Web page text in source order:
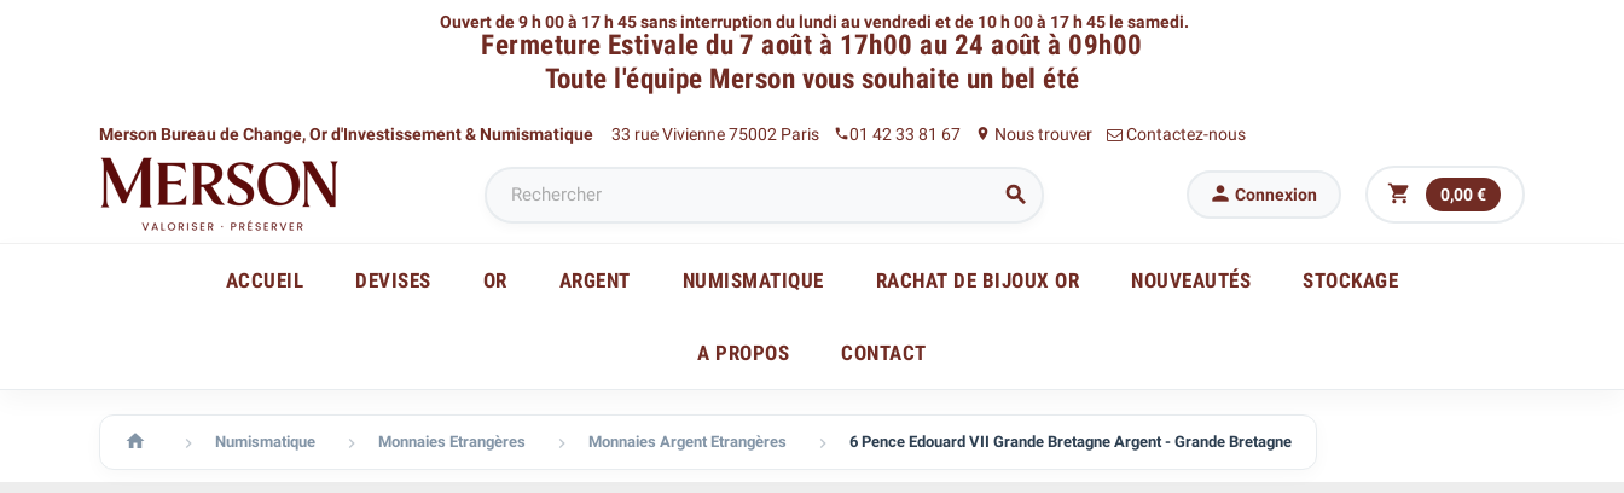
Ouvert de 9 h 00 à 17 h 45 sans interruption du lundi au vendredi et de 10 h 00 à 17 h 45 le samedi.
Fermeture Estivale du 7 août à 17h00 au 24 août à 09h00
Toute l'équipe Merson vous souhaite un bel été
Merson Bureau de Change, Or d'Investissement & Numismatique 33 rue Vivienne 75002 Paris phone01 42 33 81 67 place Nous trouver Contactez-nous
  Connexion  0,00 €
ACCUEIL DEVISES OR ARGENT NUMISMATIQUE RACHAT DE BIJOUX OR NOUVEAUTÉS STOCKAGE
A PROPOS CONTACT
  Numismatique  Monnaies Etrangères  Monnaies Argent Etrangères  6 Pence Edouard VII Grande Bretagne Argent - Grande Bretagne